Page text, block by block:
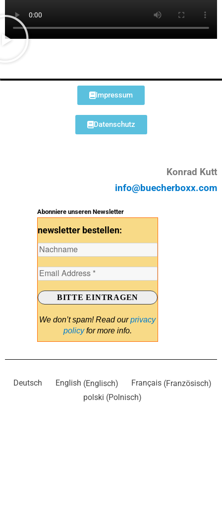
Impressum
Datenschutz
Konrad Kutt
info@buecherboxx.com
Abonniere unseren Newsletter
newsletter bestellen:
We don’t spam! Read ourprivacy
policyfor more info.
Deutsch English (Englisch) Français (Französisch)
polski (Polnisch)